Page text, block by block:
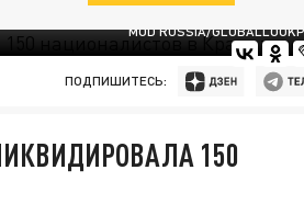
MOD RUSSIA/
ПОДПИШИТЕСЬ:
150